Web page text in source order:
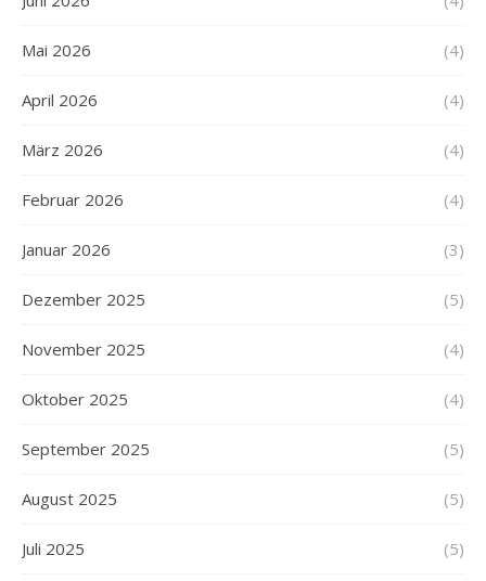
Mai 2026 (4)
April 2026 (4)
März 2026 (4)
Februar 2026 (4)
Januar 2026 (3)
Dezember 2025 (5)
November 2025 (4)
Oktober 2025 (4)
September 2025 (5)
August 2025 (5)
Juli 2025 (5)